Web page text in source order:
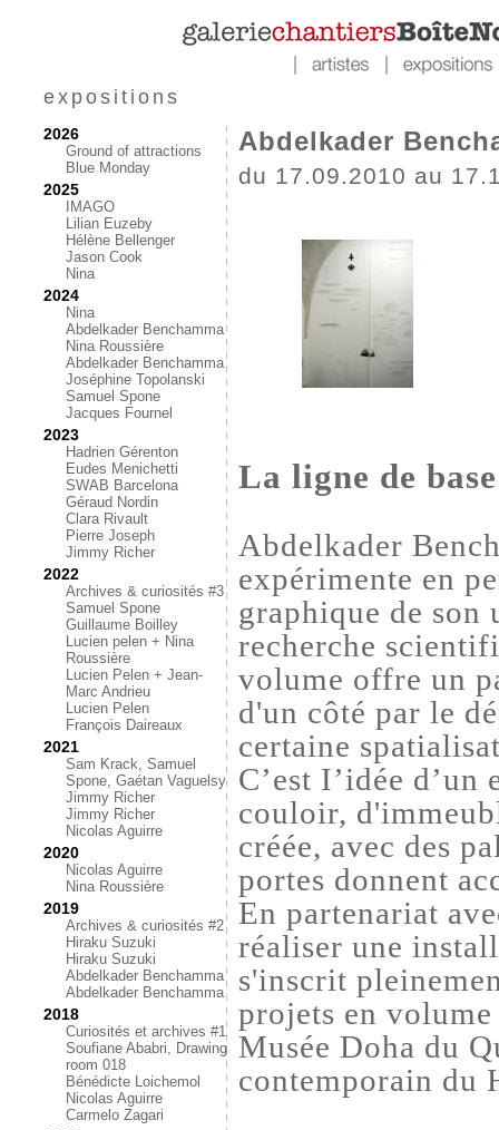
expositions
2026
Ground of attractions
Blue Monday
2025
IMAGO
Lilian Euzeby
Hélène Bellenger
Jason Cook
Nina
2024
Nina
Abdelkader Benchamma
Nina Roussière
Abdelkader Benchamma
Joséphine Topolanski
Samuel Spone
Jacques Fournel
2023
Hadrien Gérenton
Eudes Menichetti
SWAB Barcelona
Géraud Nordin
Clara Rivault
Pierre Joseph
Jimmy Richer
2022
Archives & curiosités #3
Samuel Spone
Guillaume Boilley
Lucien pelen + Nina
Roussière
Lucien Pelen + Jean-
Marc Andrieu
Lucien Pelen
François Daireaux
2021
Sam Krack, Samuel
Spone, Gaétan Vaguelsy
Jimmy Richer
Jimmy Richer
Nicolas Aguirre
2020
Nicolas Aguirre
Nina Roussière
2019
Archives & curiosités #2
Hiraku Suzuki
Hiraku Suzuki
Abdelkader Benchamma
Abdelkader Benchamma
2018
Curiosités et archives #1
Soufiane Ababri, Drawing
room 018
Bénédicte Loichemol
Nicolas Aguirre
Carmelo Zagari
Abdelkader
du 17.09.2010 au
La ligne de
Abdelkader
expérimente en
graphique de
recherche
volume offre un
d'un côté par le
certaine
C’est I’idée
couloir,
créée, avec des
portes donnent
En partenariat
réaliser une
s'inscrit
projets en
Musée Doha du
contemporain du